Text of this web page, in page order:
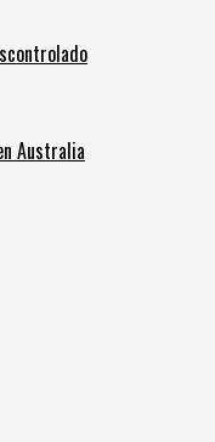
Australia